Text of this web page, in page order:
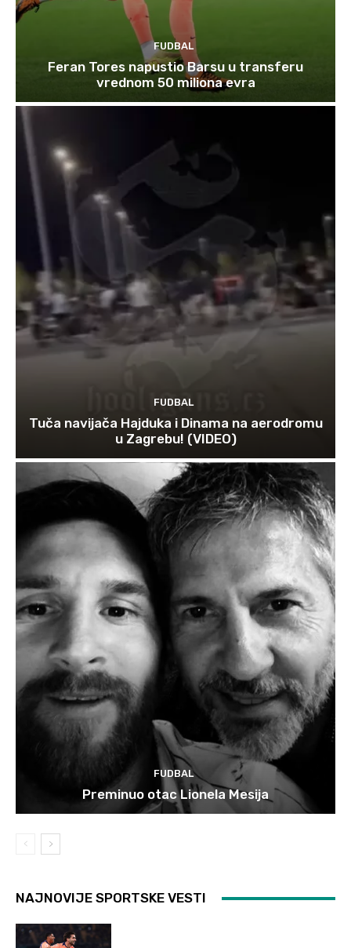
FUDBAL
Feran Tores napustio Barsu u transferu
vrednom 50 miliona evra
FUDBAL
Tuča navijača Hajduka i Dinama na aerodromu
u Zagrebu! (VIDEO)
FUDBAL
Preminuo otac Lionela Mesija
NAJNOVIJE SPORTSKE VESTI